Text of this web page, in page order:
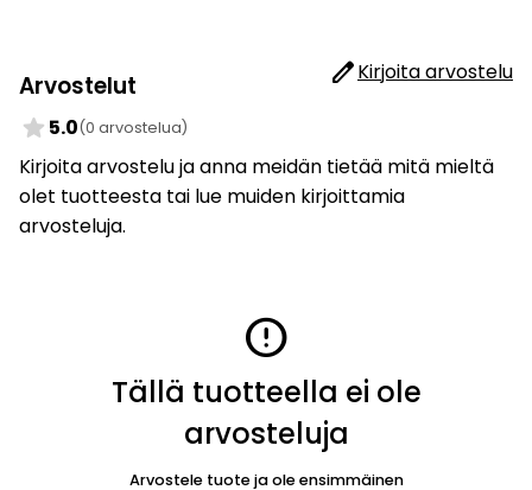
Arvostelut editKirjoita arvostelu
star 5.0(0 arvostelua)
Kirjoita arvostelu ja anna meidän tietää mitä mieltä
olet tuotteesta tai lue muiden kirjoittamia
arvosteluja.
error
Tällä tuotteella ei ole
arvosteluja
Arvostele tuote ja ole ensimmäinen